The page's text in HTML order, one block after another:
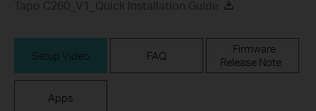
Tapo C260_V1_Quick Installation Guide
Setup Video FAQ
Firmware
Release Note
Apps